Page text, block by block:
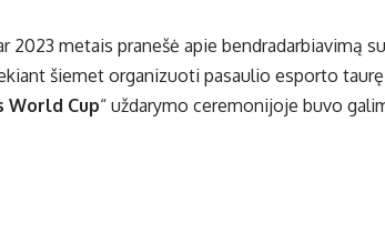
2023 metais pranešė apie bendradarbiavimą
šiemet organizuoti pasaulio esporto
World Cup“ uždarymo ceremonijoje buvo